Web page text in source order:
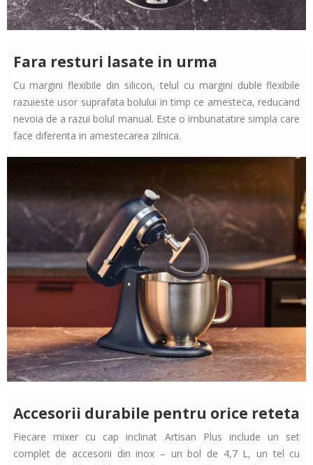
Fara resturi lasate in urma
Cu margini flexibile din silicon, telul cu margini duble flexibile
razuieste usor suprafata bolului in timp ce amesteca, reducand
nevoia de a razui bolul manual. Este o imbunatatire simpla care
face diferenta in amestecarea zilnica.
Accesorii durabile pentru orice reteta
Fiecare mixer cu cap inclinat Artisan Plus include un set
complet de accesorii din inox – un bol de 4,7 L, un tel cu